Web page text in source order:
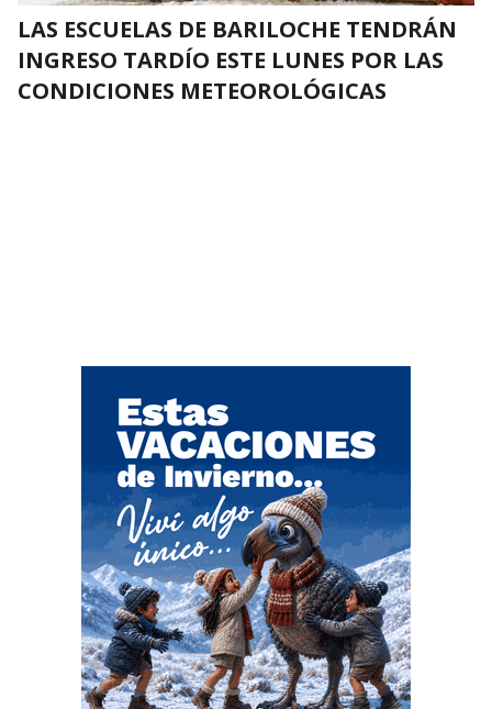
LAS ESCUELAS DE BARILOCHE TENDRÁN
INGRESO TARDÍO ESTE LUNES POR LAS
CONDICIONES METEOROLÓGICAS